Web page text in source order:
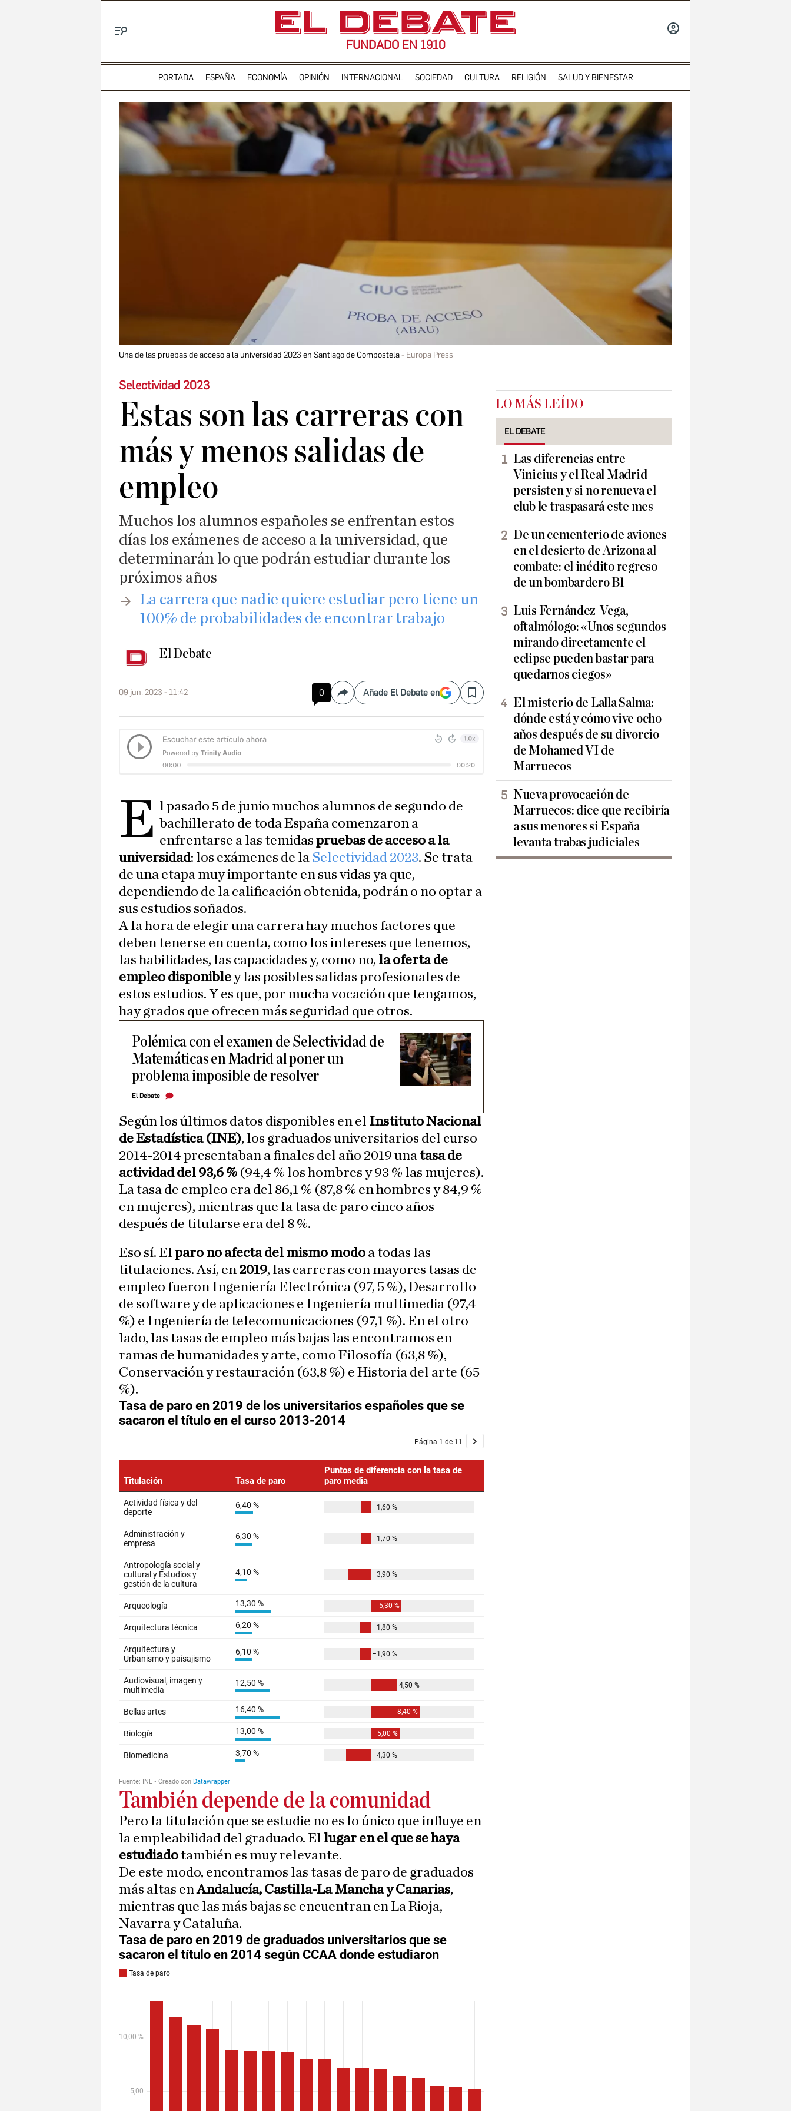
FUNDADO EN 1910
PORTADA ESPAÑA ECONOMÍA OPINIÓN INTERNACIONAL SOCIEDAD CULTURA RELIGIÓN SALUD Y BIENESTAR
Una de las pruebas de acceso a la universidad 2023 en Santiago de Compostela Europa Press
Selectividad 2023
Estas son las carreras con
más y menos salidas de
empleo
Muchos los alumnos españoles se enfrentan estos
días los exámenes de acceso a la universidad, que
determinarán lo que podrán estudiar durante los
próximos años
​La carrera que nadie quiere estudiar pero tiene un
100% de probabilidades de encontrar trabajo
El Debate
09 jun. 2023 - 11:42 0 CompartirAñade El Debate en Save
E l pasado 5 de junio muchos alumnos de segundo de
bachillerato de toda España comenzaron a
enfrentarse a las temidaspruebas de acceso a la
universidad: los exámenes de la Selectividad 2023. Se trata
de una etapa muy importante en sus vidas ya que,
dependiendo de la calificación obtenida, podrán o no optar a
sus estudios soñados.
A la hora de elegir una carrera hay muchos factores que
deben tenerse en cuenta, como los intereses que tenemos,
las habilidades, las capacidades y, como no, la oferta de
empleo disponibley las posibles salidas profesionales de
estos estudios. Y es que, por mucha vocación que tengamos,
hay grados que ofrecen más seguridad que otros.
Polémica con el examen de Selectividad de
Matemáticas en Madrid al poner un
problema imposible de resolver
El Debate
Según los últimos datos disponibles en el Instituto Nacional
de Estadística (INE), los graduados universitarios del curso
2014-2014 presentaban a finales del año 2019 una tasa de
actividad del 93,6 % (94,4 % los hombres y 93 % las mujeres).
La tasa de empleo era del 86,1 % (87,8 % en hombres y 84,9 %
en mujeres), mientras que la tasa de paro cinco años
después de titularse era del 8 %.
Eso sí. El paro no afecta del mismo modo a todas las
titulaciones. Así, en 2019, las carreras con mayores tasas de
empleo fueron Ingeniería Electrónica (97, 5 %), Desarrollo
de software y de aplicaciones e Ingeniería multimedia (97,4
%) e Ingeniería de telecomunicaciones (97,1 %). En el otro
lado, las tasas de empleo más bajas las encontramos en
ramas de humanidades y arte, como Filosofía (63,8 %),
Conservación y restauración (63,8 %) e Historia del arte (65
%).
También depende de la comunidad
Pero la titulación que se estudie no es lo único que influye en
la empleabilidad del graduado. El lugar en el que se haya
estudiado también es muy relevante.
De este modo, encontramos las tasas de paro de graduados
más altas enAndalucía, Castilla-La Mancha y Canarias,
mientras que las más bajas se encuentran en La Rioja,
Navarra y Cataluña.
LO MÁS LEÍDO
EL DEBATE
Las diferencias entre
Vinicius y el Real Madrid
persisten y si no renueva el
club le traspasará este mes
De un cementerio de aviones
en el desierto de Arizona al
combate: el inédito regreso
de un bombardero B1
Luis Fernández-Vega,
oftalmólogo: «Unos segundos
mirando directamente el
eclipse pueden bastar para
quedarnos ciegos»
El misterio de Lalla Salma:
dónde está y cómo vive ocho
años después de su divorcio
de Mohamed VI de
Marruecos
Nueva provocación de
Marruecos: dice que recibiría
a sus menores si España
levanta trabas judiciales